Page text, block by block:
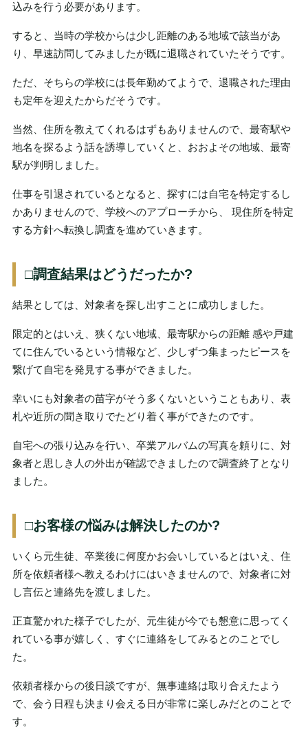
込みを行う必要があります。
すると、当時の学校からは少し距離のある地域で該当があ
り、早速訪問してみましたが既に退職されていたそうです。
ただ、そちらの学校には長年勤めてようで、退職された理由
も定年を迎えたからだそうです。
当然、住所を教えてくれるはずもありませんので、最寄駅や
地名を探るよう話を誘導していくと、おおよその地域、最寄
駅が判明しました。
仕事を引退されているとなると、探すには自宅を特定するし
かありませんので、学校へのアプローチから、 現住所を特定
する方針へ転換し調査を進めていきます。
□調査結果はどうだったか?
結果としては、対象者を探し出すことに成功しました。
限定的とはいえ、狭くない地域、最寄駅からの距離 感や戸建
てに住んでいるという情報など、少しずつ集まったピースを
繋げて自宅を発見する事ができました。
幸いにも対象者の苗字がそう多くないということもあり、表
札や近所の聞き取りでたどり着く事ができたのです。
自宅への張り込みを行い、卒業アルバムの写真を頼りに、対
象者と思しき人の外出が確認できましたので調査終了となり
ました。
□お客様の悩みは解決したのか?
いくら元生徒、卒業後に何度かお会いしているとはいえ、住
所を依頼者様へ教えるわけにはいきませんので、対象者に対
し言伝と連絡先を渡しました。
正直驚かれた様子でしたが、元生徒が今でも懇意に思ってく
れている事が嬉しく、すぐに連絡をしてみるとのことでし
た。
依頼者様からの後日談ですが、無事連絡は取り合えたよう
で、会う日程も決まり会える日が非常に楽しみだとのことで
す。